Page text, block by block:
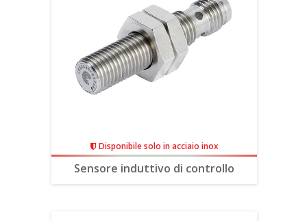
Disponibile solo in acciaio inox
Sensore induttivo di controllo